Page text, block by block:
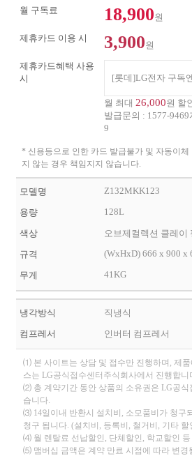
월 구독료 18,900원
제휴카드 이용 시
3,900원
제휴카드혜택 사용
시
[롯데]LG전자 구독
월 최대 26,000원 할
발급문의 : 1577-9469
9
* 신용등으로 인한 카드 발급불가 및 자동이체
지 않는 경우 책임지지 않습니다.
모델명 Z132MKK123
용량 128L
색상
오브제컬렉션 클레이
규격
(WxHxD) 666 x 900 x
무게 41KG
냉각방식
직냉식
컴프레서
인버터 컴프레서
⑴ 본 사이트는 상담 및 접수만 진행하며, 제품
스는 LG공식접수센터주식회사에서 진행합니
⑵ 총 계약기간 동안 상품의 소유권은 LG공식
습니다.
⑶ 14일이내 반환시 설치비, 소모품비가 청구
청구 됩니다. (설치비, 등록비, 철거비, 기타 할
⑷ 월 렌탈료 선납할인, 단체할인, 학교할인
⑸ 맴버십 금액은 계약 만료 시점에 따라 변경